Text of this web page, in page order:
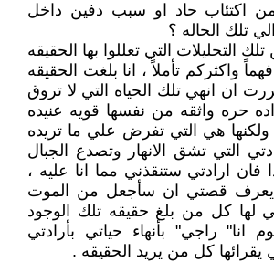
اكتئاب حاد او سبب دفين داخل
تلك الحاله ؟
التحليلات التي تعللوا بها الحقيقه
واكثركم تأملاً ، انا بلغت الحقيقه
ان انهي تلك الحياه التي لا تروق
حره واثقه من نفسها قويه عنيده
ولكنها هي التي تفرض علي ما تريده
التي تشق الانهار وتصدع الجبال
فان ارادتي ستنقذني مما انا عليه ،
يعرف قصتي ان سأجعل من الموت
لها كل من بلغ حقيقه تلك الوجود
انا" راجي" بأنهاء حياتي بأرادتي
كل من يريد الحقيقه .